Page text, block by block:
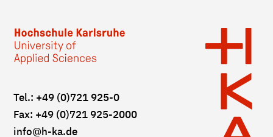
Tel.: +49 (0)721 925-0
Fax: +49 (0)721 925-2000
info@h-ka.de